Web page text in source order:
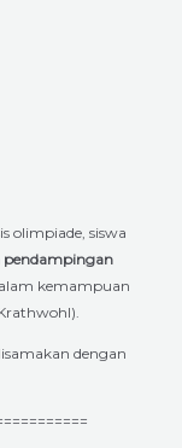
olimpiade, siswa
kemampuan
dengan